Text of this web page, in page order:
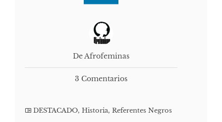
De Afrofeminas
3 Comentarios
DESTACADO, Historia, Referentes Negros